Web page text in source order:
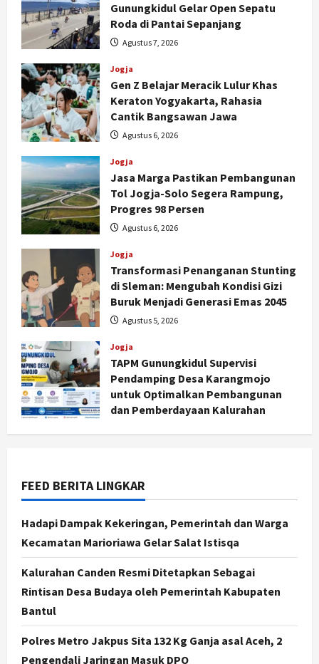
Gunungkidul Gelar Open Sepatu
Roda di Pantai Sepanjang
Agustus 7, 2026
Jogja
Gen Z Belajar Meracik Lulur Khas
Keraton Yogyakarta, Rahasia
Cantik Bangsawan Jawa
Agustus 6, 2026
Jogja
Jasa Marga Pastikan Pembangunan
Tol Jogja-Solo Segera Rampung,
Progres 98 Persen
Agustus 6, 2026
Jogja
Transformasi Penanganan Stunting
di Sleman: Mengubah Kondisi Gizi
Buruk Menjadi Generasi Emas 2045
Agustus 5, 2026
Jogja
TAPM Gunungkidul Supervisi
Pendamping Desa Karangmojo
untuk Optimalkan Pembangunan
dan Pemberdayaan Kalurahan
FEED BERITA LINGKAR
Hadapi Dampak Kekeringan, Pemerintah dan Warga
Kecamatan Marioriawa Gelar Salat Istisqa
Kalurahan Canden Resmi Ditetapkan Sebagai
Rintisan Desa Budaya oleh Pemerintah Kabupaten
Bantul
Polres Metro Jakpus Sita 132 Kg Ganja asal Aceh, 2
Pengendali Jaringan Masuk DPO
2
Jogja
Peringatan HUT ke-270 Kota
pada UMKM dan Wisata
Agustus 7, 2026
Jogja
Dorong Ekonomi Lokal,
Roda di Pantai Sepanjang
4
Politik
Cagar Budaya RSUD Soewondo Jadi
Segera Keluar
Agustus 7, 2026
5
Nasional
BRIN Kembangkan Sepatu Murah
Rakyat
Agustus 7, 2026